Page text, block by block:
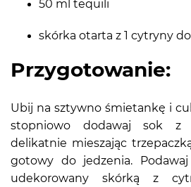
50 ml tequili
skórka otarta z 1 cytryny
Przygotowanie:
Ubij na sztywno śmietankę i
stopniowo dodawaj sok
delikatnie mieszając
gotowy do jedzenia.
udekorowany skórką z